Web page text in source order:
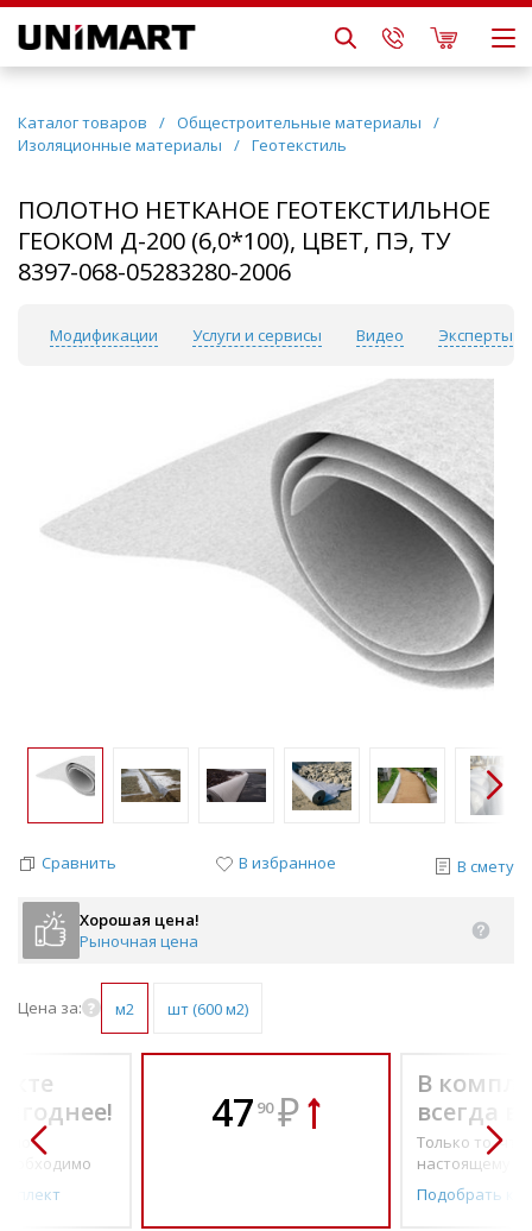
Каталог товаров / Общестроительные материалы
/
Изоляционные материалы
/ Геотекстиль
ПОЛОТНО НЕТКАНОЕ ГЕОТЕКСТИЛЬНОЕ
ГЕОКОМ Д-200 (6,0*100), ЦВЕТ, ПЭ, ТУ
8397-068-05283280-2006
Модификации Услуги и сервисы Видео Эксперты
Сравнить В избранное В смету
Хорошая цена!
Рыночная цена
Цена за: м2 шт (600 м2)
по-
47 90 ₽
В
всегда
Только то, что
настоящему
Подобрать